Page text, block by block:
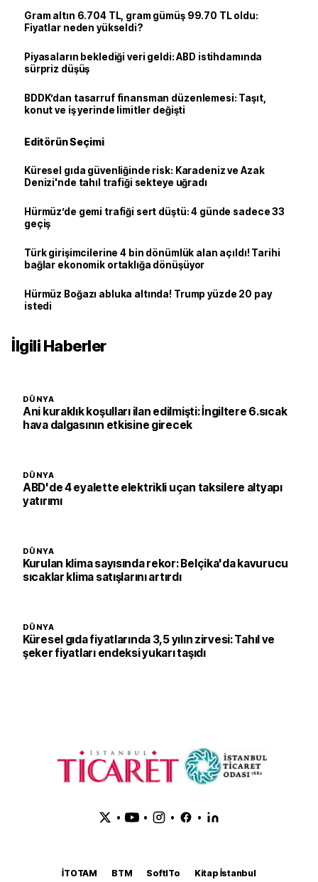
Gram altın 6.704 TL, gram gümüş 99.70 TL oldu:
Fiyatlar neden yükseldi?
Piyasaların beklediği veri geldi: ABD istihdamında
sürpriz düşüş
BDDK’dan tasarruf finansman düzenlemesi: Taşıt,
konut ve iş yerinde limitler değişti
Editörün Seçimi
Küresel gıda güvenliğinde risk: Karadeniz ve Azak
Denizi'nde tahıl trafiği sekteye uğradı
Hürmüz’de gemi trafiği sert düştü: 4 günde sadece 33
geçiş
Türk girişimcilerine 4 bin dönümlük alan açıldı! Tarihi
bağlar ekonomik ortaklığa dönüşüyor
Hürmüz Boğazı abluka altında! Trump yüzde 20 pay
istedi
İlgili Haberler
DÜNYA
Ani kuraklık koşulları ilan edilmişti: İngiltere 6.sıcak
hava dalgasının etkisine girecek
DÜNYA
ABD'de 4 eyalette elektrikli uçan taksilere altyapı
yatırımı
DÜNYA
Kurulan klima sayısında rekor: Belçika'da kavurucu
sıcaklar klima satışlarını artırdı
DÜNYA
Küresel gıda fiyatlarında 3,5 yılın zirvesi: Tahıl ve
şeker fiyatları endeksi yukarı taşıdı
• • • •
İTOTAM BTM SoftITo
Kitap İstanbul